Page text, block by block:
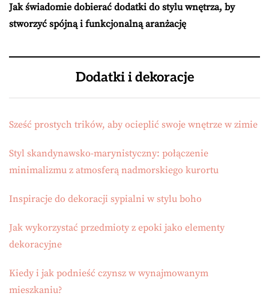
Jak świadomie dobierać dodatki do stylu wnętrza, by
stworzyć spójną i funkcjonalną aranżację
Dodatki i dekoracje
Sześć prostych trików, aby ocieplić swoje wnętrze w zimie
Styl skandynawsko-marynistyczny: połączenie
minimalizmu z atmosferą nadmorskiego kurortu
Inspiracje do dekoracji sypialni w stylu boho
Jak wykorzystać przedmioty z epoki jako elementy
dekoracyjne
Kiedy i jak podnieść czynsz w wynajmowanym
mieszkaniu?